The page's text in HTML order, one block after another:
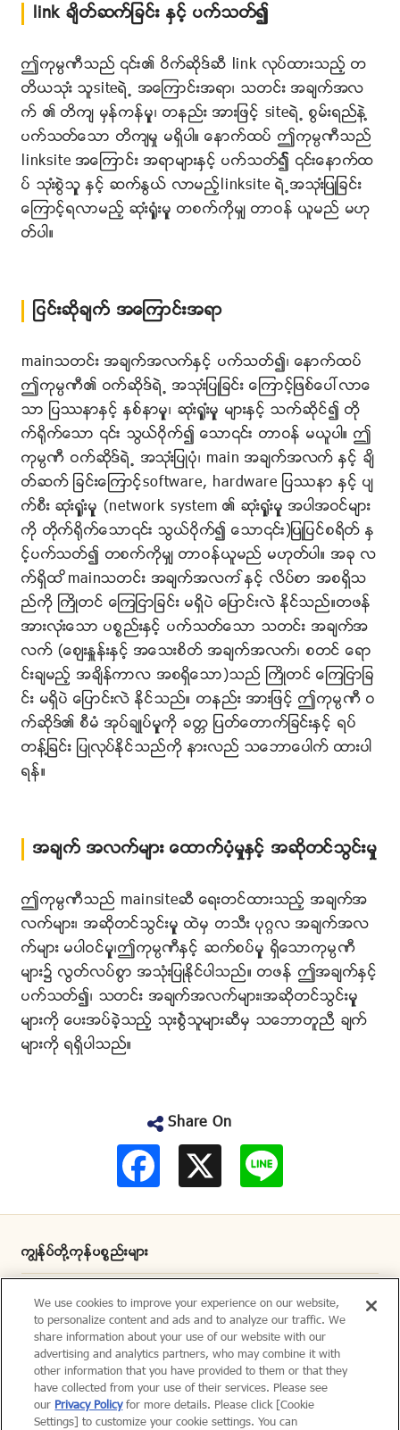
link ခ်ိတ္ဆက္ျခင္း ႏွင့္ ပက္သတ္၍
ဤကုမၸဏီသည္ ၎၏ ဝိက္ဆိုဒ္ဆီ link လုပ္ထားသည့္ တ
တိယသုးံ သူsiteရဲ႕ အေၾကာင္းအရာ၊ သတင္း အခ်က္အလ
က္ ၏ တိက် မွန္ကန္မူွ၊ တနည္း အားျဖင့္ siteရဲ႕ စြမ္းရည္နဲ႔
ပက္သတ္ေသာ တိက်မႈ မရွိပါ။ ေနာက္ထပ္ ဤကုမၸဏီသည္
linksite အေၾကာင္း အရာမ်ားႏွင့္ ပက္သတ္၍္ ၎ေနာက္ထ
ပ္ သုးံစြဲသူွ ႏွင့္ ဆက္ႏြယ္ လာမည့္linksite ရဲ႕အသုးံျပဳျခင္း
ေၾကာင့္ရလာမည့္ ဆုးံ႐ူံွးမူွ တစက္ကိုမွ် တာဝန္ ယူမည္ မဟု
တ္ပါ။
ျငင္းဆိုခ်က္ အေၾကာင္းအရာ
mainသတင္း အခ်က္အလက္ႏွင့္ ပက္သတ္၍၊ ေနာက္ထပ္
ဤကုမၸဏီ၏ ဝက္ဆိုဒ္ရဲ႕ အသုးံျပဳျခင္း ေၾကာင့္ျဖစ္ေပၚလာေ
သာ ျပႆနာႏွင့္ ႏွစ္နာမူွ၊ ဆုးံ႐ူွးံမူွ မ်ားႏွင့္ သက္ဆိုင္၍ တို
က္႐ိုက္ေသာ ၎ သြယ္ဝိုက္၍ ေသာ၎ တာဝန္ မယူပါ။ ဤ
ကုမၸဏီ ဝက္ဆိုဒ္ရဲ႕ အသုးံျပဳပုံ၊ main အခ်က္အလက္ ႏွင့္ ခ်ိ
တ္ဆက္ ျခင္းေၾကာင့္software, hardware ျပႆနာ ႏွင့္ ပ်
က္စီး ဆုးံ႐ူွးံမူွ (network system ၏ ဆုးံ႐ူွးံမူွ အပါအဝင္မ်ား
ကို တိုက္႐ိုက္ေသာ၎ သြယ္ဝိုက္၍ ေသာ၎)ျပဳျပင္စရိတ္ ႏွ
င့္ပက္သတ္၍ တစက္ကိုမွ် တာဝန္ယူမည္ မဟုတ္ပါ။ အခု လ
က္ရွိထ ိmainသတင္း အခ်က္အလက ္ႏွင့္ လိပ္စာ အစရွိသ
ည္ကို ႀကိဳတင္ ေၾကျငာျခင္း မရွိပဲ ေျပာင္းလဲ ႏိုင္သည္။တဖန္
အားလုးံေသာ ပစၥည္းႏွင့္ ပက္သတ္ေသာ သတင္း အခ်က္အ
လက္ (ေဈးႏႉန္းႏွင့္ အေသးစိတ္ အခ်က္အလက္၊ စတင္ ေရာ
င္းခ်မည့္ အခ်ိန္ကာလ အစရွိေသာ)သည္ ႀကိဳတင္ ေၾကျငာျခ
င္း မရွိပဲ ေျပာင္းလဲ ႏိုင္သည္။ တနည္း အားျဖင့္ ဤကုမၸဏီ ဝ
က္ဆိုဒ္၏ စီမံ အုပ္ခ်ဳပ္မူွကို ခတၱ ျပတ္ေတာက္ျခင္းႏွင့္ ရပ္
တန႔္ျခင္း ျပဳလုပ္ႏိုင္သည္ကို နားလည္ သေဘာေပါက္ ထားပါ
ရန္။
အခ်က္ အလက္မ်ား ေထာက္ပံ့မႈႏွင့္ အဆိုတင္သြင္းမႈ
ဤကုမၸဏီသည္ mainsiteဆီ ေရးတင္ထားသည့္ အခ်က္အ
လက္မ်ား၊ အဆိုတင္သြင္းမူွ ထဲမွ တသီး ပုဂၢလ အခ်က္အလ
က္မ်ား မပါဝင္မူွ၊ဤကုမၸဏီႏွင့္ ဆက္စပ္မူွ ရွိေသာကုမၸဏီ
မ်ား၌ လြတ္လပ္စြာ အသုံးျပဳႏိုင္ပါသည္။ တဖန္ ဤအခ်က္ႏွင့္
ပက္သတ္၍၊ သတင္း အခ်က္အလက္မ်ား၊အဆိုတင္သြင္းမူွ
မ်ားကို ေပးအပ္ခဲ့သည့္ သုးစၤြဲသူမ်ားဆီမွ သေဘာတူညီ ခ်က္
မ်ားကို ရရွိပါသည္။
Share On
ကြၽႏ္ုပ္တို႔ကုန္ပစၥည္းမ်ား
ဆက္သြယ္ရန္
ကြၽႏ္ုပ္တို႔အေၾကာင္း
ေရရွည္တည္တံ့မႈ
We use cookies to improve your experience on our website,
to personalize content and ads and to analyze our traffic. We
share information about your use of our website with our
advertising and analytics partners, who may combine it with
other information that you have provided to them or that they
have collected from your use of their services. Please see
ourPrivacy Policyfor more details. Please click [Cookie
Settings] to customize your cookie settings. You can